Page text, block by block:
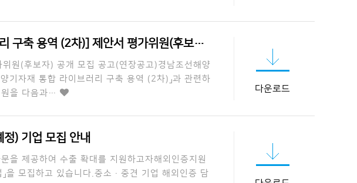
축 용역 (2차)] 제안서 평가위원(후보자)…
원(후보자) 공개 모집 공고(연장공고)경남조선해양
기자재 통합 라이브러리 구축 용역 (2차)」과 관련하
원을 다음과…
다운로드
) 기업 모집 안내
을 제공하여 수출 확대를 지원하고자해외인증지원
을 모집하고 있습니다.중소·중견 기업 해외인증 담